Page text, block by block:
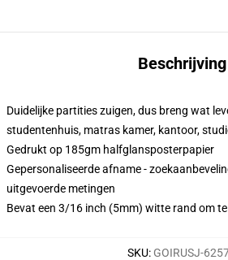
Beschrijving
Duidelijke partities zuigen, dus breng wat
studentenhuis, matras kamer, kantoor,
Gedrukt op 185gm halfglansposterpapier
Gepersonaliseerde afname -
uitgevoerde metingen
Bevat een 3/16 inch (5mm) witte rand om
SKU: GOIRUSJ-